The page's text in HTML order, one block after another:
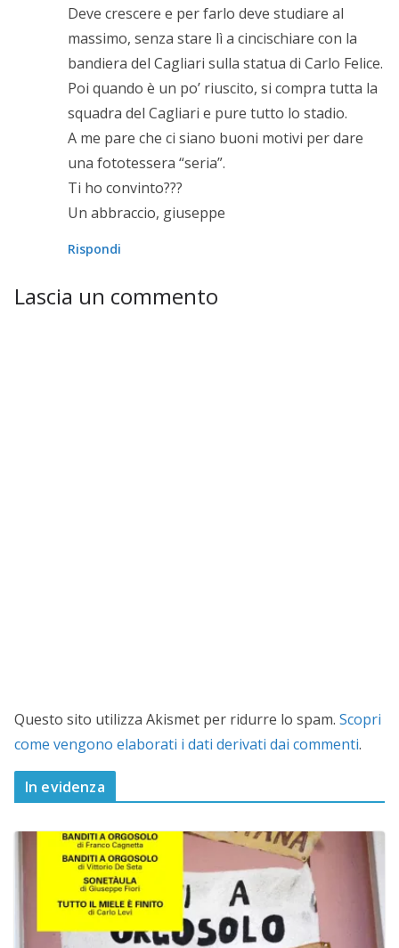
Deve crescere e per farlo deve studiare al
massimo, senza stare lì a cincischiare con la
bandiera del Cagliari sulla statua di Carlo Felice.
Poi quando è un po’ riuscito, si compra tutta la
squadra del Cagliari e pure tutto lo stadio.
A me pare che ci siano buoni motivi per dare
una fototessera “seria”.
Ti ho convinto???
Un abbraccio, giuseppe
Rispondi
Lascia un commento
Questo sito utilizza Akismet per ridurre lo spam. Scopri
come vengono elaborati i dati derivati dai commenti.
In evidenza